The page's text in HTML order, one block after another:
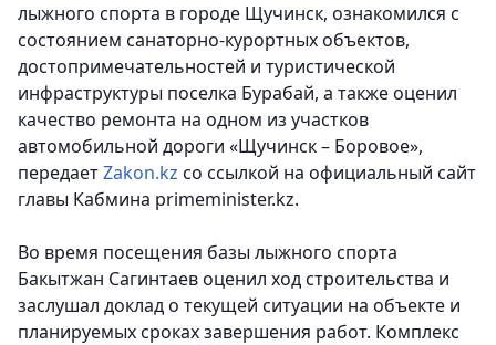
лыжного спорта в городе Щучинск, ознакомился с
состоянием санаторно-курортных объектов,
достопримечательностей и туристической
инфраструктуры поселка Бурабай, а также оценил
качество ремонта на одном из участков
автомобильной дороги «Щучинск – Боровое»,
передаетZakon.kz со ссылкой на официальный сайт
главы Кабмина primeminister.kz.
Во время посещения базы лыжного спорта
Бакытжан Сагинтаев оценил ход строительства и
заслушал доклад о текущей ситуации на объекте и
планируемых сроках завершения работ. Комплекс